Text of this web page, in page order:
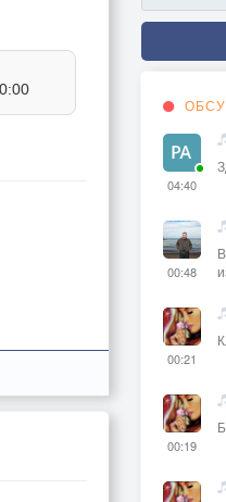
04:40
00:48
00:21
00:19